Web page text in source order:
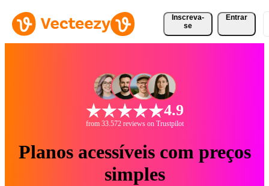
Inscreva-
se
Entrar
4.9
from 33.572 reviews on Trustpilot
Planos acessíveis com preços
simples